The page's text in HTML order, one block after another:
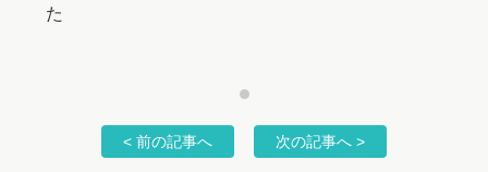
た
< 前の記事へ 次の記事へ >